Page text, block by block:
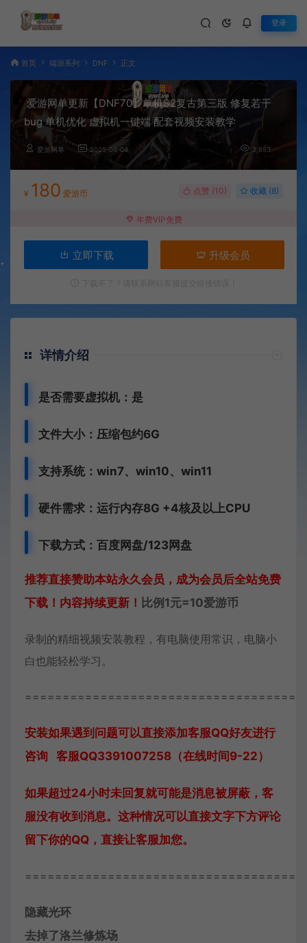
登录
首页 端游系列 DNF 正文
爱游网单更新【DNF70】单机S2复古第三版 修复若干
bug 单机优化 虚拟机一键端 配套视频安装教学
爱游网单 2025-04-04 2,893
¥ 180 爱游币 点赞 (10) 收藏 (8)
年费VIP免费
立即下载 升级会员
详情介绍
是否需要虚拟机：是
文件大小：压缩包约6G
支持系统：win7、win10、win11
硬件需求：运行内存8G +4核及以上CPU
下载方式： 百度网盘/123网盘
推荐直接赞助本站永久会员，成为会员后全站免费
下载！内容持续更新！ 比例1元=10爱游币
录制的精细视频安装教程，有电脑使用常识，电脑小
白也能轻松学习。
安装如果遇到问题可以直接添加客服QQ好友进行
咨询 客服QQ3391007258（在线时间9-22）
如果超过24小时未回复就可能是消息被屏蔽，客
服没有收到消息。这种情况可以直接文字下方评论
留下你的QQ，直接让客服加您。
隐藏光环
去掉了洛兰修炼场